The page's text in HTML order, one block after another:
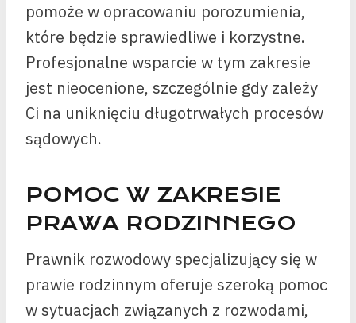
pomoże w opracowaniu porozumienia,
które będzie sprawiedliwe i korzystne.
Profesjonalne wsparcie w tym zakresie
jest nieocenione, szczególnie gdy zależy
Ci na uniknięciu długotrwałych procesów
sądowych.
POMOC W ZAKRESIE
PRAWA RODZINNEGO
Prawnik rozwodowy specjalizujący się w
prawie rodzinnym oferuje szeroką pomoc
w sytuacjach związanych z rozwodami,